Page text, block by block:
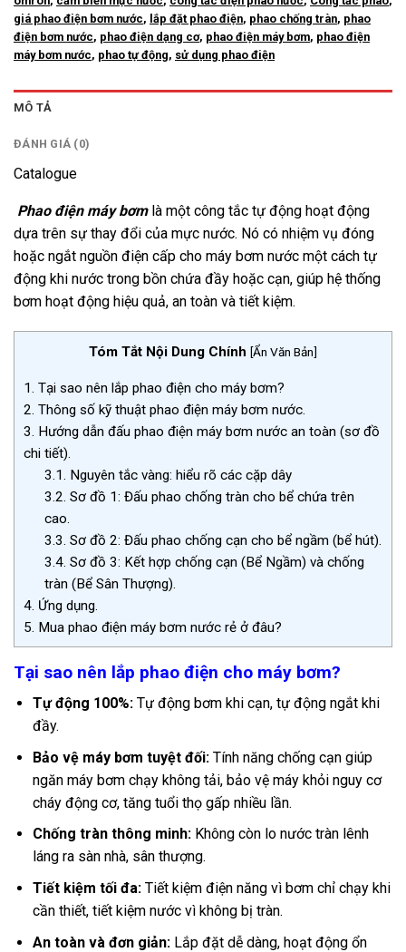
giá phao điện bơm nước, lắp đặt phao điện, phao chống tràn, phao
điện bơm nước, phao điện dạng cơ, phao điện máy bơm, phao điện
máy bơm nước, phao tự động, sử dụng phao điện
MÔ TẢ
ĐÁNH GIÁ (0)
Catalogue
Phao điện máy bơmlà một công tắc tự động hoạt động
dựa trên sự thay đổi của mực nước. Nó có nhiệm vụ đóng
hoặc ngắt nguồn điện cấp cho máy bơm nước một cách tự
động khi nước trong bồn chứa đầy hoặc cạn, giúp hệ thống
bơm hoạt động hiệu quả, an toàn và tiết kiệm.
Tóm Tắt Nội Dung Chính [Ẩn Văn Bản]
1. Tại sao nên lắp phao điện cho máy bơm?
2. Thông số kỹ thuật phao điện máy bơm nước.
3. Hướng dẫn đấu phao điện máy bơm nước an toàn (sơ đồ
chi tiết).
3.1. Nguyên tắc vàng: hiểu rõ các cặp dây
3.2. Sơ đồ 1: Đấu phao chống tràn cho bể chứa trên
cao.
3.3. Sơ đồ 2: Đấu phao chống cạn cho bể ngầm (bể hút).
3.4. Sơ đồ 3: Kết hợp chống cạn (Bể Ngầm) và chống
tràn (Bể Sân Thượng).
4. Ứng dụng.
5. Mua phao điện máy bơm nước rẻ ở đâu?
Tại sao nên lắp phao điện cho máy bơm?
Tự động 100%:Tự động bơm khi cạn, tự động ngắt khi
đầy.
Bảo vệ máy bơm tuyệt đối:Tính năng chống cạn giúp
ngăn máy bơm chạy không tải, bảo vệ máy khỏi nguy cơ
cháy động cơ, tăng tuổi thọ gấp nhiều lần.
Chống tràn thông minh:Không còn lo nước tràn lênh
láng ra sàn nhà, sân thượng.
Tiết kiệm tối đa:Tiết kiệm điện năng vì bơm chỉ chạy khi
cần thiết, tiết kiệm nước vì không bị tràn.
An toàn và đơn giản:Lắp đặt dễ dàng, hoạt động ổn